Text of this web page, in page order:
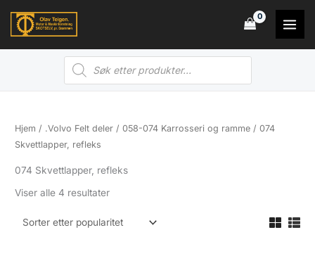
Products
search
Hjem / .Volvo Felt deler /058-074 Karrosseri og ramme / 074
Skvettlapper, refleks
074 Skvettlapper, refleks
Viser alle 4 resultaterSortert